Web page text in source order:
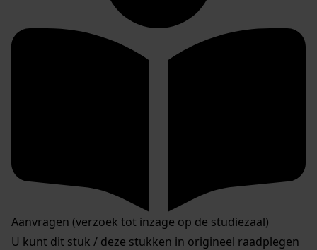
Aanvragen (verzoek tot inzage op de studiezaal)
U kunt dit stuk / deze stukken in origineel raadplegen